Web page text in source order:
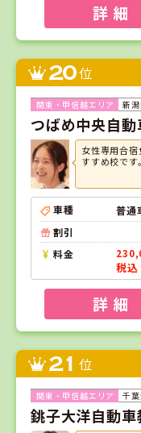
詳 細
20位
新
つばめ中央自動
女性専用合
すすめ校です。
車種
普通
割引
料金
税
詳 細
21 位
千
銚子大洋自動車